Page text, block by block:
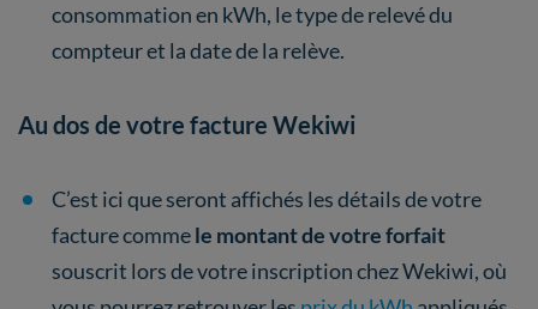
consommation en kWh, le type de relevé du
compteur et la date de la relève.
Au dos de votre facture Wekiwi
C’est ici que seront affichés les détails de votre
facture commele montant de votre forfait
souscrit lors de votre inscription chez Wekiwi, où